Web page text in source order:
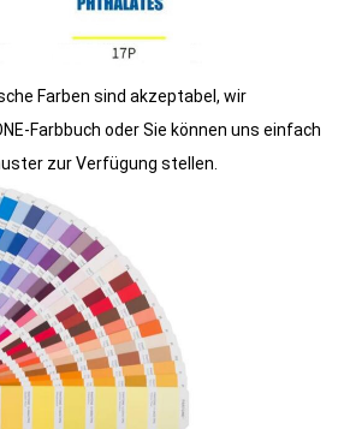
Farben sind akzeptabel, wir
Farbbuch oder Sie können uns einfach
zur Verfügung stellen.